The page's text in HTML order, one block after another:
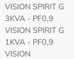
VISION SPIRIT G
3KVA - PF0,9
VISION SPIRIT G
1KVA - PF0,9
VISION